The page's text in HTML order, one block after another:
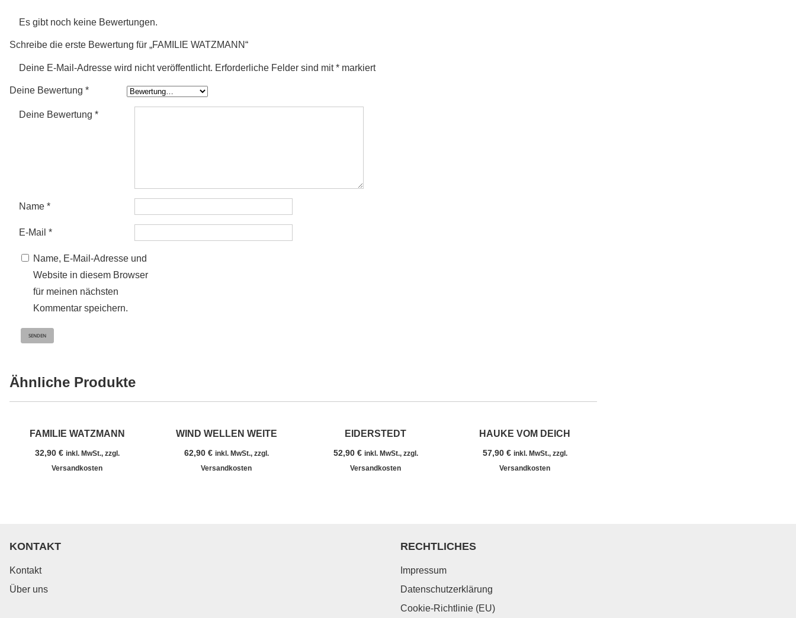
Es gibt noch keine Bewertungen.
Schreibe die erste Bewertung für „FAMILIE WATZMANN“
Deine E-Mail-Adresse wird nicht veröffentlicht. Erforderliche Felder sind mit* markiert
Deine Bewertung *
Deine Bewertung *
Name *
E-Mail *
Name, E-Mail-Adresse und
Website in diesem Browser
für meinen nächsten
Kommentar speichern.
Ähnliche Produkte
FAMILIE WATZMANN
32,90 € inkl. MwSt., zzgl.
Versandkosten
WIND WELLEN WEITE
62,90 € inkl. MwSt., zzgl.
Versandkosten
EIDERSTEDT
52,90 € inkl. MwSt., zzgl.
Versandkosten
HAUKE VOM DEICH
57,90 € inkl. MwSt., zzgl.
Versandkosten
KONTAKT
Kontakt
Über uns
RECHTLICHES
Impressum
Datenschutzerklärung
Cookie-Richtlinie (EU)